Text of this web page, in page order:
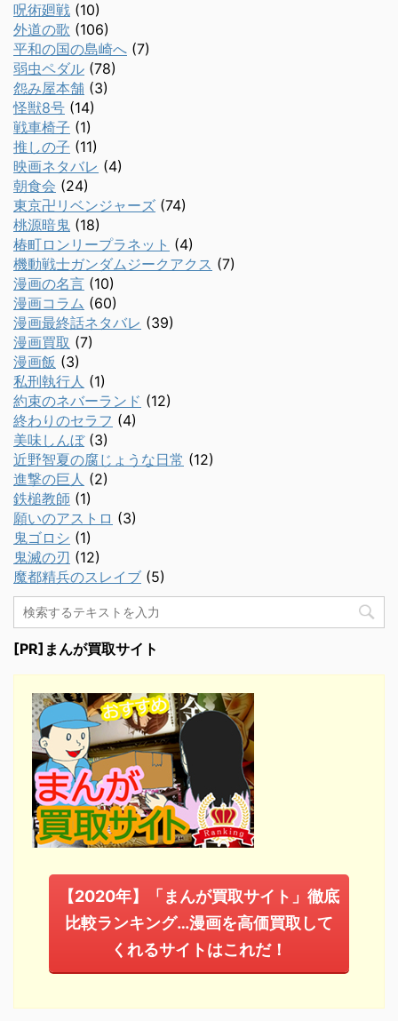
呪術廻戦 (10)
外道の歌 (106)
平和の国の島崎へ (7)
弱虫ペダル (78)
怨み屋本舗 (3)
怪獣8号 (14)
戦車椅子 (1)
推しの子 (11)
映画ネタバレ (4)
朝食会 (24)
東京卍リベンジャーズ (74)
桃源暗鬼 (18)
椿町ロンリープラネット (4)
機動戦士ガンダムジークアクス (7)
漫画の名言 (10)
漫画コラム (60)
漫画最終話ネタバレ (39)
漫画買取 (7)
漫画飯 (3)
私刑執行人 (1)
約束のネバーランド (12)
終わりのセラフ (4)
美味しんぼ(3)
近野智夏の腐じょうな日常 (12)
進撃の巨人 (2)
鉄槌教師 (1)
願いのアストロ (3)
鬼ゴロシ (1)
鬼滅の刃 (12)
魔都精兵のスレイブ (5)
[PR]まんが買取サイト
【2020年】「まんが買取サイト」徹底
比較ランキング…漫画を高価買取して
くれるサイトはこれだ！